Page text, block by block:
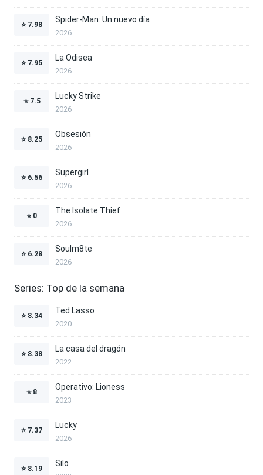
⭐ 7.98
Spider-Man: Un nuevo día
2026
⭐ 7.95
La Odisea
2026
⭐ 7.5
Lucky Strike
2026
⭐ 8.25
Obsesión
2026
⭐ 6.56
Supergirl
2026
⭐ 0
The Isolate Thief
2026
⭐ 6.28
Soulm8te
2026
Series: Top de la semana
⭐ 8.34
Ted Lasso
2020
⭐ 8.38
La casa del dragón
2022
⭐ 8
Operativo: Lioness
2023
⭐ 7.37
Lucky
2026
⭐ 8.19
Silo